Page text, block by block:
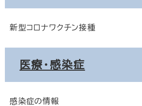
新型コロナワクチン接種
医療・感染症
感染症の情報